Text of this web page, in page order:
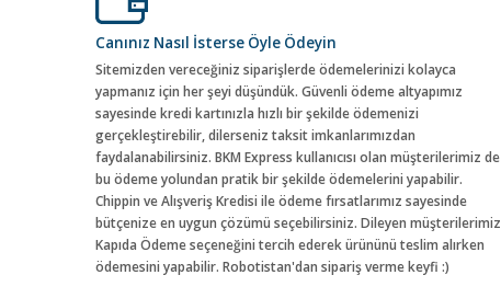
Canınız Nasıl İsterse Öyle Ödeyin
Sitemizden vereceğiniz siparişlerde ödemelerinizi kolayca
yapmanız için her şeyi düşündük. Güvenli ödeme altyapımız
sayesinde kredi kartınızla hızlı bir şekilde ödemenizi
gerçekleştirebilir, dilerseniz taksit imkanlarımızdan
faydalanabilirsiniz. BKM Express kullanıcısı olan müşterilerimiz de
bu ödeme yolundan pratik bir şekilde ödemelerini yapabilir.
Chippin ve Alışveriş Kredisi ile ödeme fırsatlarımız sayesinde
bütçenize en uygun çözümü seçebilirsiniz. Dileyen müşterilerimiz
Kapıda Ödeme seçeneğini tercih ederek ürününü teslim alırken
ödemesini yapabilir. Robotistan'dan sipariş verme keyfi :)